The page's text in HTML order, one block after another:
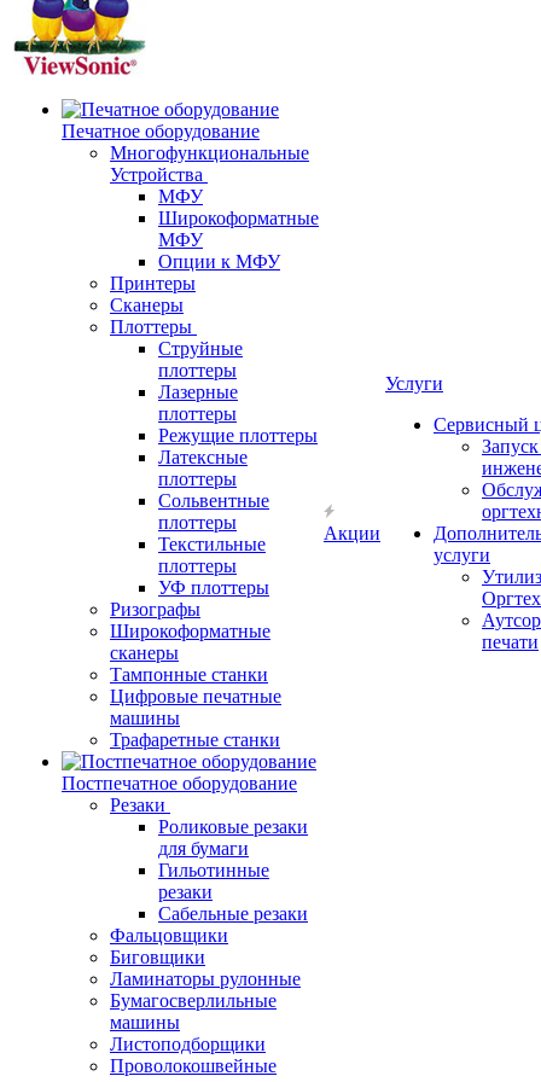
Печатное оборудование
Многофункциональные
Устройства
МФУ
Широкоформатные
МФУ
Опции к МФУ
Принтеры
Сканеры
Плоттеры
Струйные
плоттеры
Лазерные
плоттеры
Режущие плоттеры
Латексные
плоттеры
Сольвентные
плоттеры
Текстильные
плоттеры
УФ плоттеры
Ризографы
Широкоформатные
сканеры
Тампонные станки
Цифровые печатные
машины
Трафаретные станки
Постпечатное оборудование
Резаки
Роликовые резаки
для бумаги
Гильотинные
резаки
Сабельные резаки
Фальцовщики
Биговщики
Ламинаторы рулонные
Бумагосверлильные
машины
Листоподборщики
Проволокошвейные
Акции
Услуги
Сервисный
услуги
печати